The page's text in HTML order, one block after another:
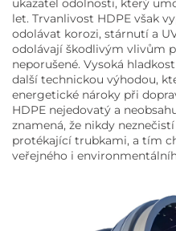
ukazatel odolnosti, který
let. Trvanlivost HDPE však
odolávat korozi, stárnutí a
odolávají škodlivým vlivům
neporušené. Vysoká
další technickou výhodou,
energetické nároky při
HDPE nejedovatý a
znamená, že nikdy
protékající trubkami, a tím
veřejného i